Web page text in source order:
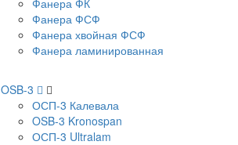
Фанера ФК
Фанера ФСФ
Фанера хвойная ФСФ
Фанера ламинированная
OSB-3
ОСП-3 Калевала
OSB-3 Kronospan
ОСП-3 Ultralam